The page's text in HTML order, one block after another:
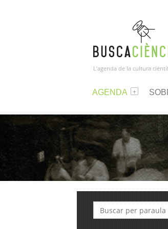
L’agenda de la cultura
AGENDA